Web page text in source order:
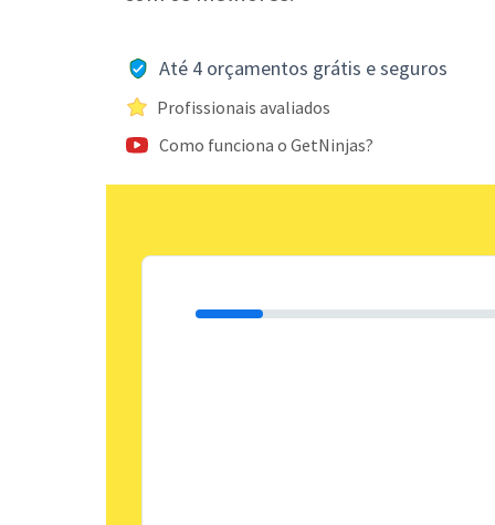
Até 4 orçamentos grátis e seguros
Profissionais avaliados
Como funciona o GetNinjas?